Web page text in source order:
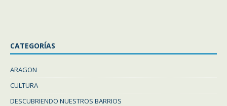
CATEGORÍAS
ARAGON
CULTURA
DESCUBRIENDO NUESTROS BARRIOS